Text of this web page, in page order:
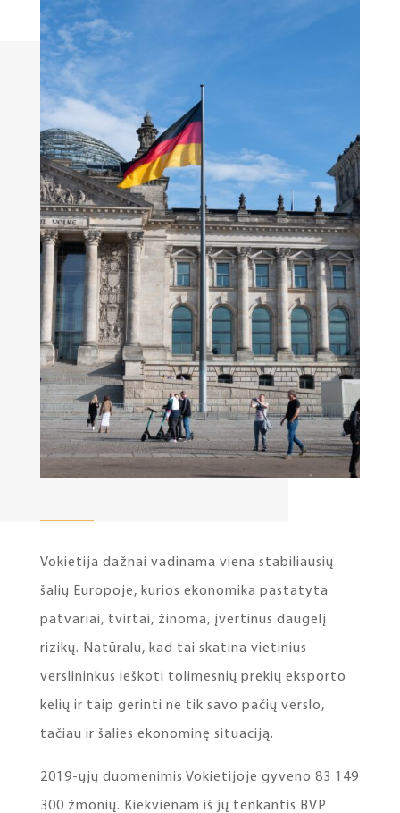
Vokietija dažnai vadinama viena stabiliausių
šalių Europoje, kurios ekonomika pastatyta
patvariai, tvirtai, žinoma, įvertinus daugelį
rizikų. Natūralu, kad tai skatina vietinius
verslininkus ieškoti tolimesnių prekių eksporto
kelių ir taip gerinti ne tik savo pačių verslo,
tačiau ir šalies ekonominę situaciją.
2019-ųjų duomenimis Vokietijoje gyveno 83 149
300 žmonių. Kiekvienam iš jų tenkantis BVP